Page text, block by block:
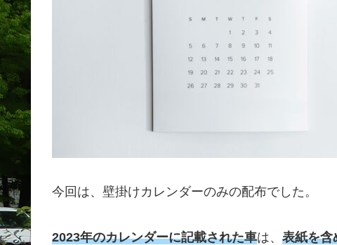
今回は、壁掛けカレンダーのみの配布でした。
2023年のカレンダーに記載された車は、 表紙を含